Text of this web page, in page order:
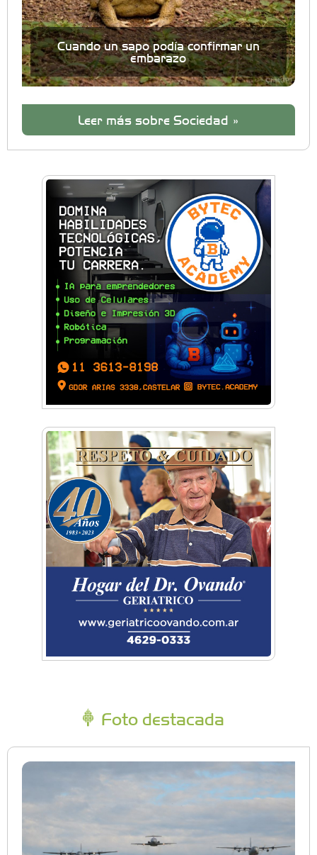
Cuando un sapo podía confirmar un
embarazo
Leer más sobre Sociedad »
Foto destacada